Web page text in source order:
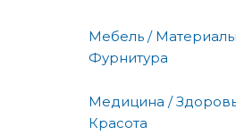
Мебель /
Фурнитура
Медицина /
Красота